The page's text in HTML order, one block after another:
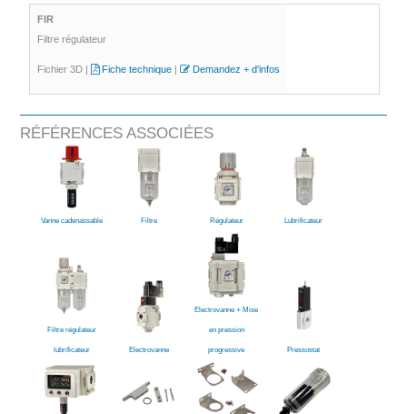
FIR
Filtre régulateur
Fichier 3D | Fiche technique| Demandez + d'infos
RÉFÉRENCES ASSOCIÉES
Vanne cadenassable Filtre Régulateur Lubrificateur
Filtre régulateur
lubrificateur Electrovanne
Electrovanne + Mise
en pression
progressive Pressostat